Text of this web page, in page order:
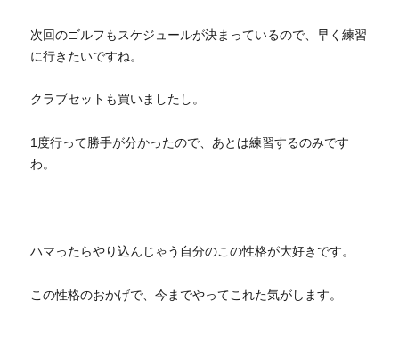
次回のゴルフもスケジュールが決まっているので、早く練習
に行きたいですね。
クラブセットも買いましたし。
1度行って勝手が分かったので、あとは練習するのみです
わ。
ハマったらやり込んじゃう自分のこの性格が大好きです。
この性格のおかげで、今までやってこれた気がします。